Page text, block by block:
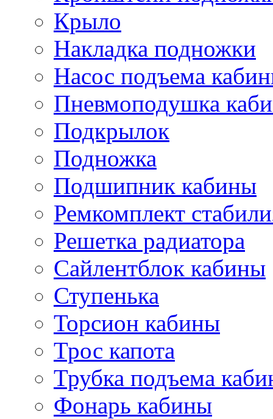
Крыло
Накладка подножки
Насос подъема
Пневмоподушка
Подкрылок
Подножка
Подшипник кабины
Ремкомплект
Решетка радиатора
Сайлентблок кабины
Ступенька
Торсион кабины
Трос капота
Трубка подъема
Фонарь кабины